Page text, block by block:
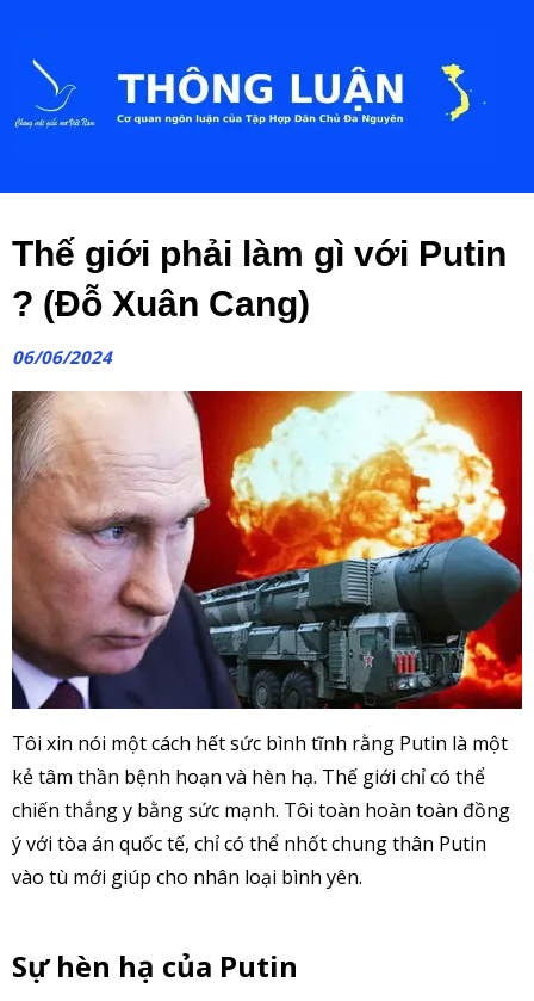
Thế giới phải làm gì với Putin
? (Đỗ Xuân Cang)
06/06/2024
Tôi xin nói một cách hết sức bình tĩnh rằng Putin là một
kẻ tâm thần bệnh hoạn và hèn hạ. Thế giới chỉ có thể
chiến thắng y bằng sức mạnh. Tôi toàn hoàn toàn đồng
ý với tòa án quốc tế, chỉ có thể nhốt chung thân Putin
vào tù mới giúp cho nhân loại bình yên.
Sự hèn hạ của Putin